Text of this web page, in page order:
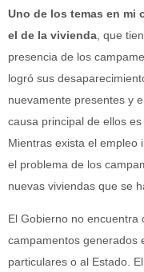
Uno de los temas en mi
el de la vivienda , que
presencia de los
logró sus
nuevamente presentes y
causa principal de ellos
Mientras exista el empleo
el problema de los
nuevas viviendas que se
El Gobierno no
campamentos generados
particulares o al Estado.